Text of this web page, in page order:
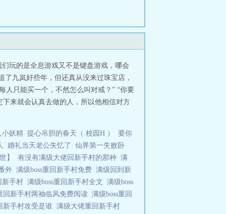
玩的是全息游戏又不是键盘游戏，哪会
九岚好些年，但还真从没来过珠宝店，
人只能买一个，不然怎么叫对戒？” “你要
来就会认真去做的人，所以他相信对方
小妖精 提心吊胆的春天（ 校园H ）
要你
婚礼当天老公失忆了
仙界第一失败卧
】 有没有满级大佬回新手村的那种 满
外 满级boss重回新手村免费 满级回到新
新手村 满级boss重回新手村全文 满级boss
回新手村两袖临风免费阅读 满级boss重回
新手村攻受是谁 满级大佬重回新手村